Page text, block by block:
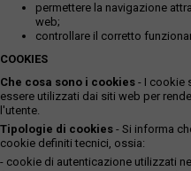
permettere la navigazione
web;
controllare il corretto
COOKIES
Che cosa sono i cookies - I cookie
essere utilizzati dai siti web per
l'utente.
Tipologie di cookies - Si informa
cookie definiti tecnici, ossia:
- cookie di autenticazione utilizzati